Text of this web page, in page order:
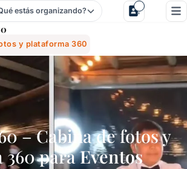
De Fotos Y Plataforma 360 Para
estás organizando?
y plataforma 360
– Cabina de fotos y
paraEventos